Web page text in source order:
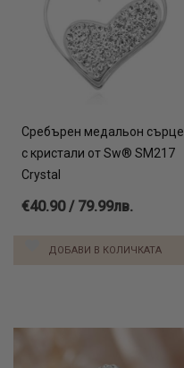
Сребърен медальон сърце
с кристали от Sw® SM217
Crystal
€40.90 / 79.99лв.
ДОБАВИ В КОЛИЧКАТА